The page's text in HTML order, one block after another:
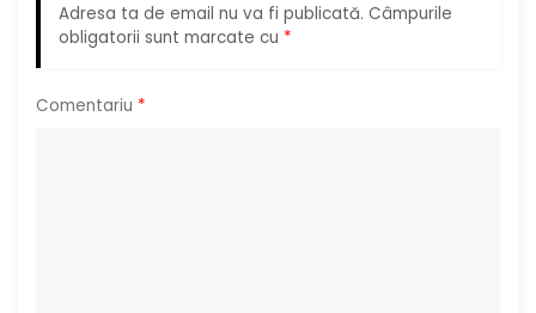
a
r
Adresa ta de email nu va fi publicată. Câmpurile
obligatorii sunt marcate cu *
Comentariu *